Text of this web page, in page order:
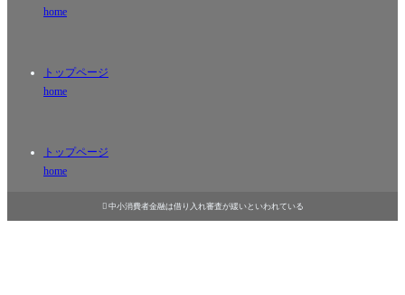
home
トップページ
home
トップページ
home
 中小消費者金融は借り入れ審査が緩いといわれている